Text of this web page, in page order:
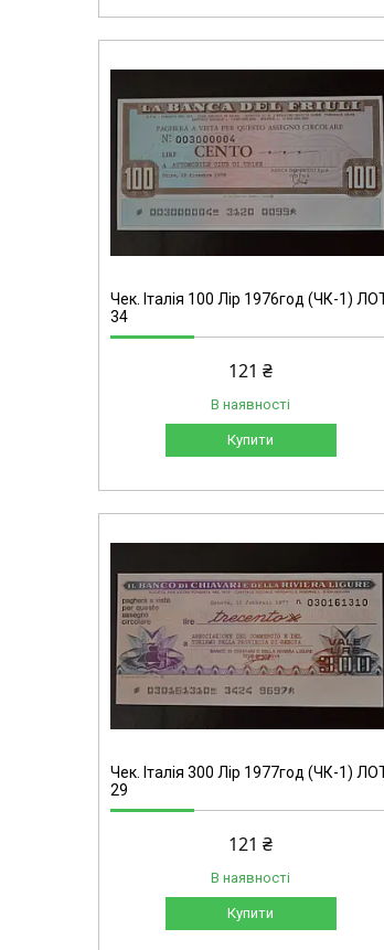
Чек. Італія 100 Лір 1976год (ЧК-1)
34
121 ₴
В наявності
Купити
Чек. Італія 300 Лір 1977год (ЧК-1)
29
121 ₴
В наявності
Купити